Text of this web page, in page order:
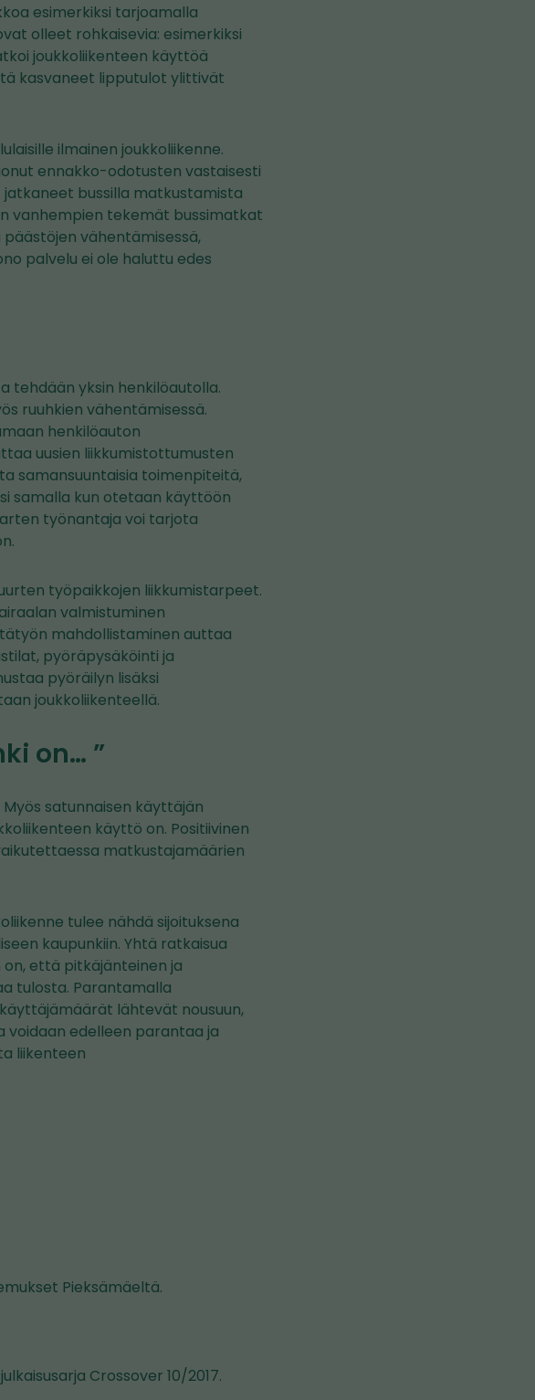
esimerkiksi tarjoamalla
olleet rohkaisevia: esimerkiksi
joukkoliikenteen käyttöä
kasvaneet lipputulot ylittivät
ilmainen joukkoliikenne.
ennakko-odotusten vastaisesti
bussilla matkustamista
vanhempien tekemät bussimatkat
vähentämisessä,
palvelu ei ole haluttu edes
tehdään yksin henkilöautolla.
ruuhkien vähentämisessä.
henkilöauton
uusien liikkumistottumusten
samansuuntaisia toimenpiteitä,
samalla kun otetaan käyttöön
työnantaja voi tarjota
työpaikkojen liikkumistarpeet.
valmistuminen
mahdollistaminen auttaa
pyöräpysäköinti ja
pyöräilyn lisäksi
joukkoliikenteellä.
on… ”
satunnaisen käyttäjän
käyttö on. Positiivinen
matkustajamäärien
tulee nähdä sijoituksena
kaupunkiin. Yhtä ratkaisua
on, että pitkäjänteinen ja
tulosta. Parantamalla
lähtevät nousuun,
voidaan edelleen parantaa ja
liikenteen
Pieksämäeltä.
Crossover 10/2017.